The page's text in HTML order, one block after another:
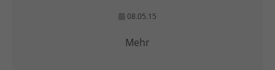
08.05.15
Mehr